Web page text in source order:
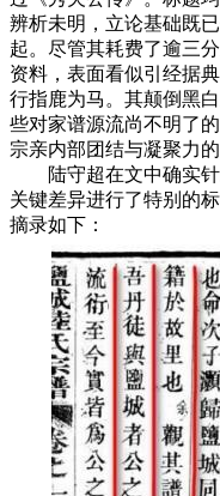
辨析未明，立论基础既
起。尽管其耗费了逾三
资料，表面看似引经据
行指鹿为马。其颠倒黑
些对家谱源流尚不明了
宗亲内部团结与凝聚力的
陆守超在文中确实
关键差异进行了特别的
摘录如下：